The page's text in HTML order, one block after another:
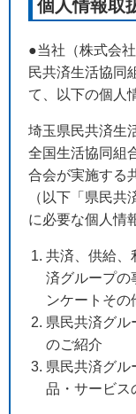
個人情報取
●当社（株式会
民共済生活協同
て、以下の個人
埼玉県民共済生
全国生活協同組
合会が実施する
（以下「県民
に必要な個人情
共済、供給、
済グループの
ンケートその
県民共済グル
のご紹介
県民共済グル
品・サービス